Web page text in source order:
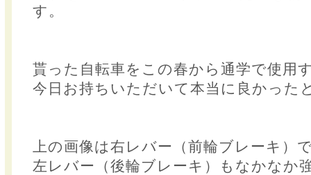
す。
貰った自転車をこの春から通学で使用
今日お持ちいただいて本当に良かった
上の画像は右レバー（前輪ブレーキ）
左レバー（後輪ブレーキ）もなかなか